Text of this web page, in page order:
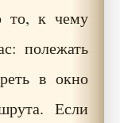
то, к чему
полежать
в окно
Если